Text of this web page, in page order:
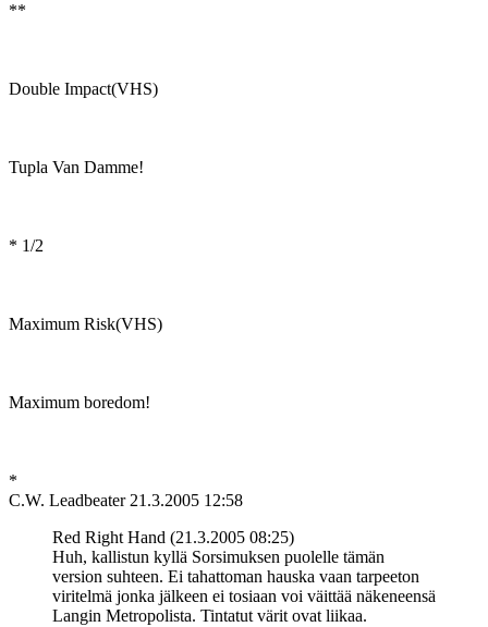
**
Double Impact(VHS)
Tupla Van Damme!
* 1/2
Maximum Risk(VHS)
Maximum boredom!
*
C.W. Leadbeater 21.3.2005 12:58
Red Right Hand (21.3.2005 08:25)
Huh, kallistun kyllä Sorsimuksen puolelle tämän
version suhteen. Ei tahattoman hauska vaan tarpeeton
viritelmä jonka jälkeen ei tosiaan voi väittää näkeneensä
Langin Metropolista. Tintatut värit ovat liikaa.